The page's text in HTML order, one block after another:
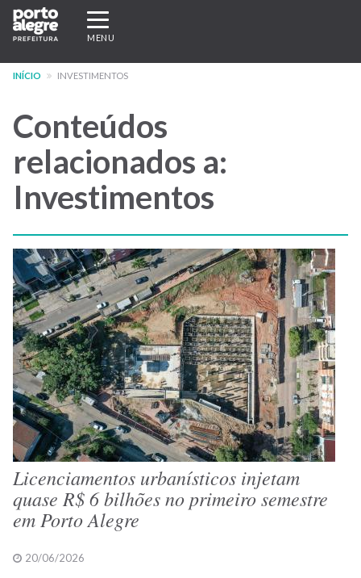
Pular
para
conteúdo
Expandir/recolher
navegação
MENU
INÍCIO INVESTIMENTOS
Conteúdos
relacionados a:
Investimentos
Licenciamentos urbanísticos injetam
quase R$ 6 bilhões no primeiro semestre
em Porto Alegre
20/06/2026